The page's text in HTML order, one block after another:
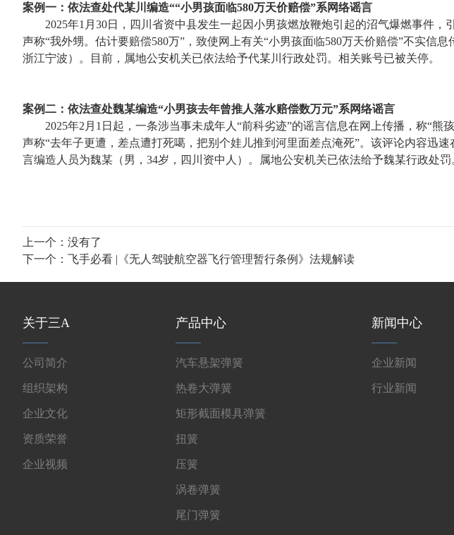
案例一：依法查处代某川编造““小男孩面临580万天价赔偿”系网络谣言
2025年1月30日，四川省资中县发生一起因小男孩燃放鞭炮引起的沼气爆燃事件
声称“我外甥。估计要赔偿580万”，致使网上有关“小男孩面临580万天价赔偿”不实信
浙江宁波）。目前，属地公安机关已依法给予代某川行政处罚。相关账号已被关停。
案例二：依法查处魏某编造“小男孩去年曾推人落水赔偿数万元”系网络谣言
2025年2月1日起，一条涉当事未成年人“前科劣迹”的谣言信息在网上传播，称“
声称“去年子更遭，差点遭打死噶，把别个娃儿推到河里面差点淹死”。该评论内容迅
言编造人员为魏某（男，34岁，四川资中人）。属地公安机关已依法给予魏某行政处罚
上一个：没有了
下一个： 飞手必看 |《无人驾驶航空器飞行管理暂行条例》法规解读
关于三A
公司简介
组织架构
企业文化
资质荣誉
企业视频
产品中心
汽车悬架弹簧
热卷大弹簧
矩形截面模具弹簧
扭簧
压簧
涡卷弹簧
尾门弹簧
新闻中心
企业新闻
行业新闻